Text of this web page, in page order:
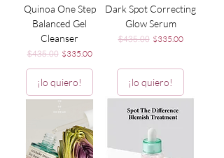
Quinoa One Step
Balanced Gel
Cleanser
Precio
$435.00 Precio de oferta
$335.00
¡lo quiero!
Dark Spot Correcting
Glow Serum
Precio
$435.00 Precio de oferta
$335.00
¡lo quiero!